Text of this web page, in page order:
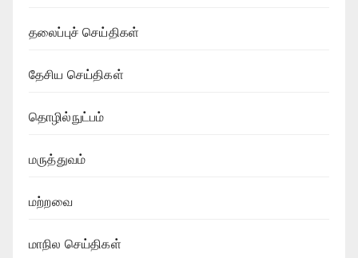
தலைப்புச் செய்திகள்
தேசிய செய்திகள்
தொழில்நுட்பம்
மருத்துவம்
மற்றவை
மாநில செய்திகள்